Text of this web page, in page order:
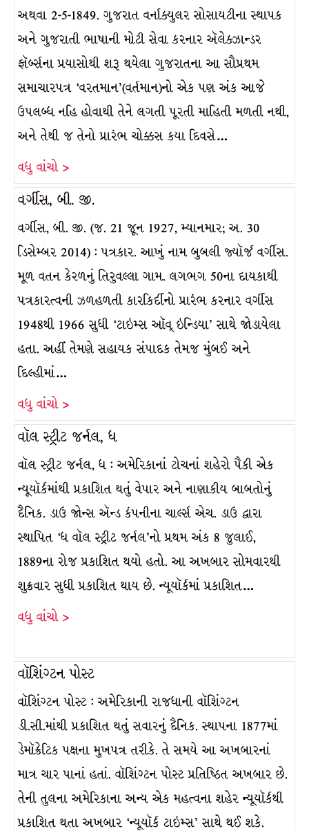
અથવા 2-5-1849. ગુજરાત વર્નાક્યુલર સોસાયટીના સ્થાપક
અને ગુજરાતી ભાષાની મોટી સેવા કરનાર ઍલેક્ઝાન્ડર
ફૉર્બ્સના પ્રયાસોથી શરૂ થયેલા ગુજરાતના આ સૌપ્રથમ
સમાચારપત્ર ‘વરતમાન’(વર્તમાન)નો એક પણ અંક આજે
ઉપલબ્ધ નહિ હોવાથી તેને લગતી પૂરતી માહિતી મળતી નથી,
અને તેથી જ તેનો પ્રારંભ ચોક્કસ કયા દિવસે…
વધુ વાંચો >
વર્ગીસ, બી. જી.
વર્ગીસ, બી. જી. (જ. 21 જૂન 1927, મ્યાનમાર; અ. 30
ડિસેમ્બર 2014) : પત્રકાર. આખું નામ બુબલી જ્યૉર્જ વર્ગીસ.
મૂળ વતન કેરળનું તિરુવલ્લા ગામ. લગભગ 50ના દાયકાથી
પત્રકારત્વની ઝળહળતી કારકિર્દીનો પ્રારંભ કરનાર વર્ગીસ
1948થી 1966 સુધી ‘ટાઇમ્સ ઑવ્ ઇન્ડિયા’ સાથે જોડાયેલા
હતા. અહીં તેમણે સહાયક સંપાદક તેમજ મુંબઈ અને
દિલ્હીમાં…
વધુ વાંચો >
વૉલ સ્ટ્રીટ જર્નલ, ધ
વૉલ સ્ટ્રીટ જર્નલ, ધ : અમેરિકાનાં ટોચનાં શહેરો પૈકી એક
ન્યૂયૉર્કમાંથી પ્રકાશિત થતું વેપાર અને નાણાકીય બાબતોનું
દૈનિક. ડાઉ જોન્સ ઍન્ડ કંપનીના ચાર્લ્સ એચ. ડાઉ દ્વારા
સ્થાપિત ‘ધ વૉલ સ્ટ્રીટ જર્નલ’નો પ્રથમ અંક 8 જુલાઈ,
1889ના રોજ પ્રકાશિત થયો હતો. આ અખબાર સોમવારથી
શુક્રવાર સુધી પ્રકાશિત થાય છે. ન્યૂયૉર્કમાં પ્રકાશિત…
વધુ વાંચો >
વૉશિંગ્ટન પોસ્ટ
વૉશિંગ્ટન પોસ્ટ : અમેરિકાની રાજધાની વૉશિંગ્ટન
ડી.સી.માંથી પ્રકાશિત થતું સવારનું દૈનિક. સ્થાપના 1877માં
ડેમૉક્રેટિક પક્ષના મુખપત્ર તરીકે. તે સમયે આ અખબારનાં
માત્ર ચાર પાનાં હતાં. વૉશિંગ્ટન પોસ્ટ પ્રતિષ્ઠિત અખબાર છે.
તેની તુલના અમેરિકાના અન્ય એક મહત્વના શહેર ન્યૂયૉર્કથી
પ્રકાશિત થતા અખબાર ‘ન્યૂયૉર્ક ટાઇમ્સ’ સાથે થઈ શકે.